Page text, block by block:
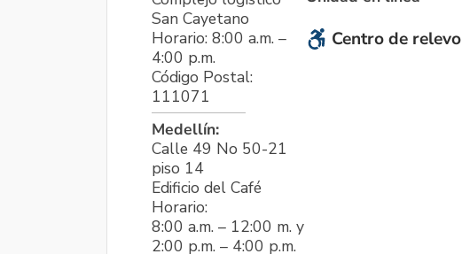
San Cayetano
Horario: 8:00 a.m. –
4:00 p.m.
Código Postal:
111071
Medellín:
Calle 49 No 50-21
piso 14
Edificio del Café
Horario:
8:00 a.m. – 12:00 m. y
2:00 p.m. – 4:00 p.m.
Centro de relevo